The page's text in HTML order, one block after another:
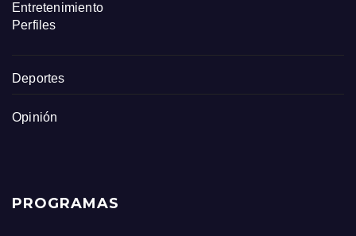
Entretenimiento
Perfiles
Deportes
Opinión
PROGRAMAS